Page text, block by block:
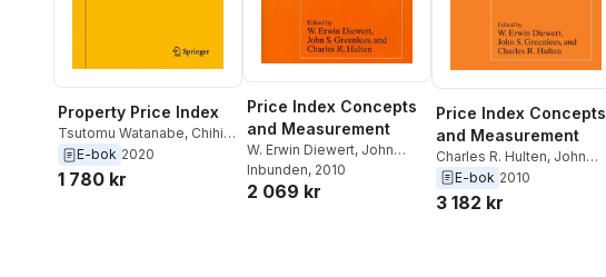
Property Price Index
Tsutomu Watanabe, Chihiro
Shimizu, Kiyohiko G.
Nishimura,
E-bok 2020
1 780 kr
Price Index Concepts
and Measurement
W. Erwin Diewert, John
Greenlees ,Charles R.
Hulten
Inbunden, 2010
2 069 kr
Price Index Concepts
and Measurement
Charles R. Hulten, John
Greenlees,W. Erwin
Diewert
E-bok 2010
3 182 kr